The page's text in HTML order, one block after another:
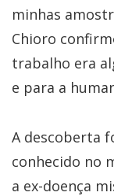
minhas
Chioro
trabalho era
e para a
A descoberta
conhecido no
a ex-doença